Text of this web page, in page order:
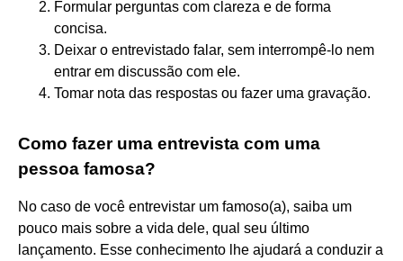
Formular perguntas com clareza e de forma
concisa.
Deixar o entrevistado falar, sem interrompê-lo nem
entrar em discussão com ele.
Tomar nota das respostas ou fazer uma gravação.
Como fazer uma entrevista com uma
pessoa famosa?
No caso de você entrevistar um famoso(a), saiba um
pouco mais sobre a vida dele, qual seu último
lançamento. Esse conhecimento lhe ajudará a conduzir a